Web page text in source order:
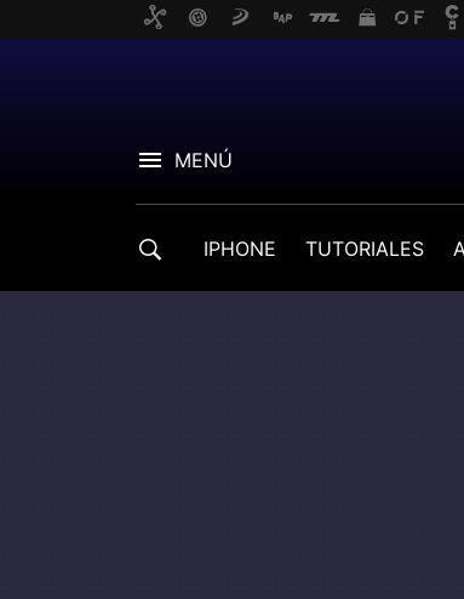
MENÚ
IPHONE TUTORIALES